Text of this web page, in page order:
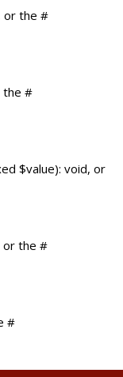
or the #
the #
$value): void, or
or the #
#